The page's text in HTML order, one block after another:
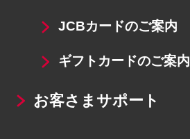
JCBカードのご案内
ギフトカードのご案内
お客さまサポート